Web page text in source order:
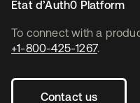
To connect with a
+1-800-425-1267.
Contact us
État d’Auth0 Platform